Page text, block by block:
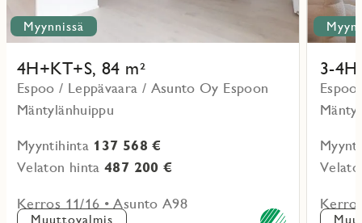
Myynnissä
4H+KT+S, 84 m²
Espoo / Leppävaara / Asunto Oy Espoon
Mäntylänhuippu
Myyntihinta 137 568 €
Velaton hinta487 200 €
Kerros 11/16 • Asunto A98
Muuttovalmis
3-